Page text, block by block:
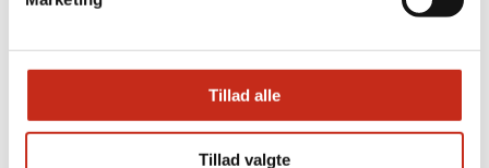
Tillad alle
Tillad valgte
til din ejendom